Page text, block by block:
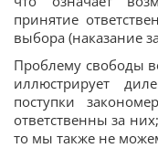
принятие
выбора (наказание
Проблему свободы
иллюстрирует
поступки
ответственны за
то мы также не